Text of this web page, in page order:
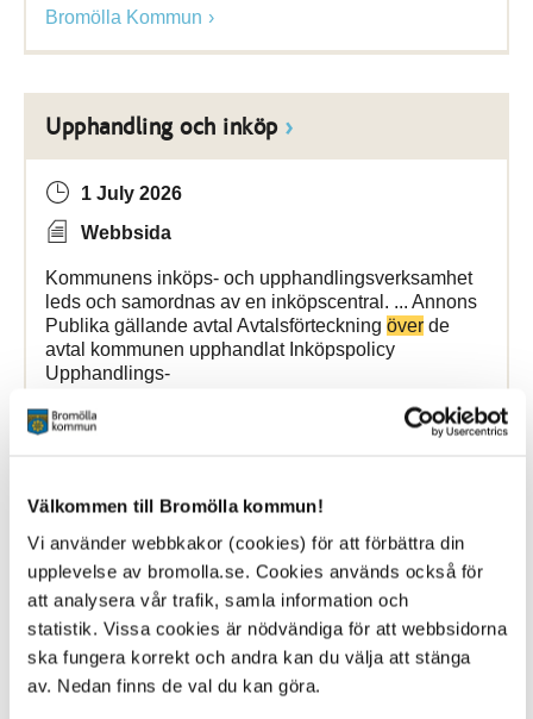
Välkommen till Bromölla kommun!
Vi använder webbkakor (cookies) för att förbättra din
upplevelse av bromolla.se. Cookies används också för
att analysera vår trafik, samla information och
statistik. Vissa cookies är nödvändiga för att webbsidorna
ska fungera korrekt och andra kan du välja att stänga
av. Nedan finns de val du kan göra.
Bromölla Kommun
Upphandling och inköp
1 July 2026
Webbsida
Kommunens inköps- och upphandlingsverksamhet
leds och samordnas av en inköpscentral. ... Annons
Publika gällande avtal Avtalsförteckning över de
avtal kommunen upphandlat Inköpspolicy
Upphandlings-
Bromölla Kommun
9 June 2026
Webbsida
Nedan listas avgifter och taxor som gäller i Bromölla
kommun. Dokumenten ... och tillsyn enligt